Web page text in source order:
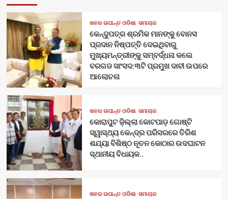
ଖବର ଉପାନ୍ତ ଓଡିଶା ସମାଚାର
କେନ୍ଦୁପତ୍ର ଶ୍ରମିକ ମାନଙ୍କୁ ବୋନସ
ପ୍ରଦାନ ନିଷ୍ପତ୍ତି ଦେଇଥିବାରୁ
ମୁଖ୍ୟମନ୍ତ୍ରୀଙ୍କୁ ସମ୍ବର୍ଦ୍ଧନା କଲେ
ବରଗଡ ସାଂସଦ:୩ଟି ପ୍ରମୁଖ ଦାବୀ ଉପରେ
ଆଲୋଚନା
ଖବର ଉପାନ୍ତ ଓଡିଶା ସମାଚାର
କୋରାପୁଟ ଜ଼ିଲ୍ଲା କୋଟପାଡ଼ ଗୋଷ୍ଟି
ସ୍ୱାସ୍ଥ୍ୟ କେନ୍ଦ୍ର ପରିସରରେ ତିରିଶ
ଶଯ୍ୟା ବିଶିଷ୍ଠ ନୂତନ କୋଠାର ଉଦଘାଟନ
ସ୍ଥାନୀୟ ବିଧାୟକ..
ଖବର ଉପାନ୍ତ ଓଡିଶା ସମାଚାର